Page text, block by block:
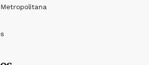
Metropolitana